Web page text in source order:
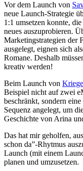
Vor dem Launch von
neue Launch-Strategie
1:1 umsetzen konnte,
neues auszuprobieren.
Marketingstrategien der
ausgelegt, eignen sich
Romane. Deshalb
kreativ werden!
Beim Launch von
Beispiel nicht auf zwei
beschränkt, sondern
Sequenz angelegt, um
Geschichte von Arina
Das hat mir geholfen,
schon da”-Rhytmus
Launch (mit einem
planen und umzusetzen.